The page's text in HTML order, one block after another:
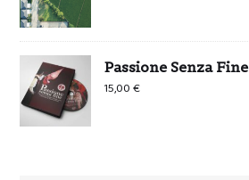
Passione Senza Fine
15,00€